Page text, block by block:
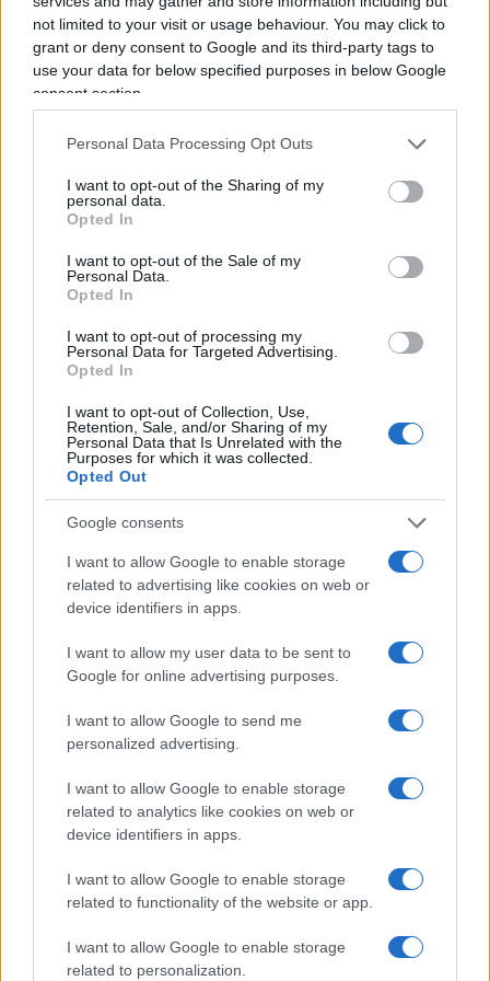
not limited to your visit or usage behaviour. You may click to
grant or deny consent to Google and its third-party tags to
use your data for below specified purposes in below Google
consent section.
Personal Data Processing Opt Outs
I want to opt-out of the Sharing of my
personal data.
Opted In
I want to opt-out of the Sale of my
Personal Data.
Opted In
I want to opt-out of processing my
Personal Data for Targeted Advertising.
Opted In
I want to opt-out of Collection, Use,
Retention, Sale, and/or Sharing of my
Personal Data that Is Unrelated with the
Purposes for which it was collected.
Opted Out
Google consents
I want to allow Google to enable storage
related to advertising like cookies on web or
device identifiers in apps.
I want to allow my user data to be sent to
Google for online advertising purposes.
I want to allow Google to send me
personalized advertising.
I want to allow Google to enable storage
related to analytics like cookies on web or
device identifiers in apps.
I want to allow Google to enable storage
related to functionality of the website or app.
I want to allow Google to enable storage
related to personalization.
famosofact checking. Si è scoperto, che la prima
di queste qua, per esempio, non era nulla di tutto
ciò. C’era gente ammazzata dalla suocera, gente
purtroppo ammazzata per cose che non hanno
nulla a che fare con motivi di genere. Ma loro
sono quelli che ti rompono i coglioni ogni giorno
sul fatto di essere precisi, sulle
fake newseccetera.
Capite che io lezioni da questi qua non ne
prendo?”
#GIUSEPPE CRUCIANI
18
SEDUTE SATIRICHE
Vignetta del 07/08/2026